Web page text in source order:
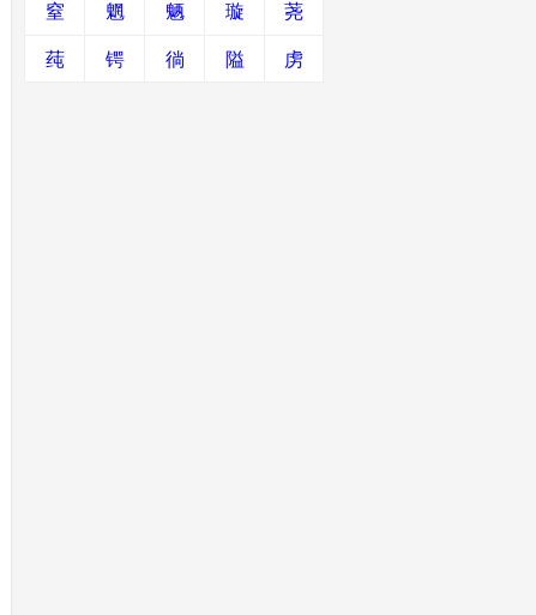
窒 魍 魉 璇 荛
莼 锷 徜 隘 虏